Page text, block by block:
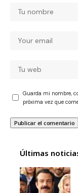
Guarda mi nombre,
próxima vez que
Últimas